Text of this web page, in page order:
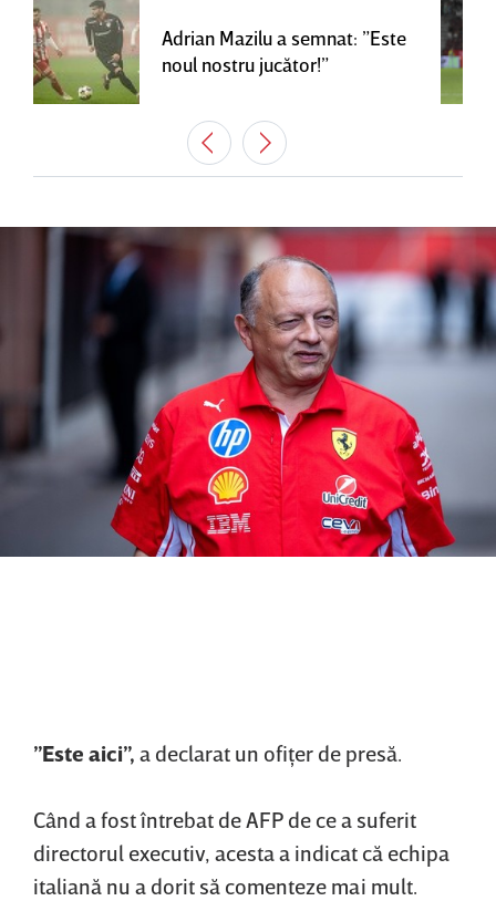
Adrian Mazilu a semnat: ”Este
noul nostru jucător!”
”Este aici”, a declarat un ofiţer de presă.
Când a fost întrebat de AFP de ce a suferit
directorul executiv, acesta a indicat că echipa
italiană nu a dorit să comenteze mai mult.